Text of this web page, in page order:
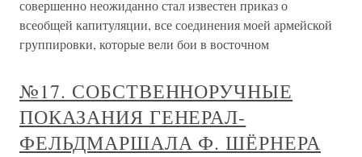
совершенно неожиданно стал известен приказ о
всеобщей капитуляции, все соединения моей армейской
группировки, которые вели бои в восточном
№17. СОБСТВЕННОРУЧНЫЕ
ПОКАЗАНИЯ ГЕНЕРАЛ-
ФЕЛЬДМАРШАЛА Ф. ШЁРНЕРА